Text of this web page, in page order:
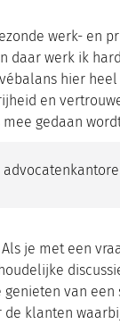
werk- en
daar werk ik
hier
en
gedaan
je met een
van een
klanten